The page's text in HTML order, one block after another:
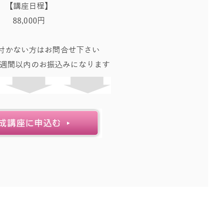
【講座日程】
88,000円
かない方はお問合せ下さい
間以内のお振込みになります